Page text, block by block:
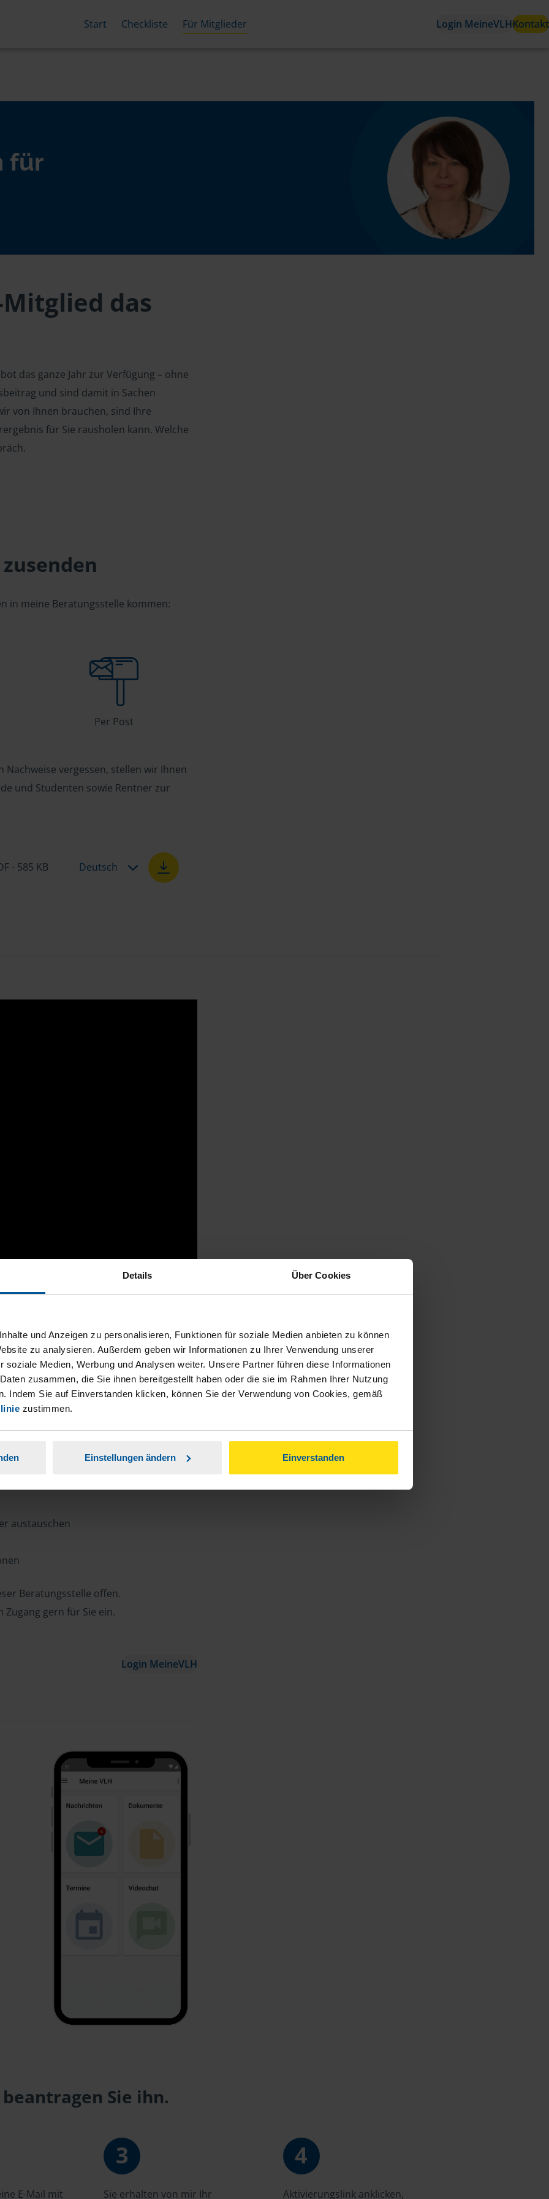
Details Über Cookies
und Anzeigen zu personalisieren, Funktionen für soziale Medien anbieten zu können
zu analysieren. Außerdem geben wir Informationen zu Ihrer Verwendung unserer
soziale Medien, Werbung und Analysen weiter. Unsere Partner führen diese Informationen
zusammen, die Sie ihnen bereitgestellt haben oder die sie im Rahmen Ihrer Nutzung
Indem Sie auf Einverstanden klicken, können Sie der Verwendung von Cookies, gemäß
zustimmen.
Einstellungen ändern Einverstanden
Start Checkliste Für Mitglieder Login MeineVLHKontakt
für
das
das ganze Jahr zur Verfügung – ohne
und sind damit in Sachen
von Ihnen brauchen, sind Ihre
für Sie rausholen kann. Welche
in meine Beratungsstelle kommen:
Per Post
vergessen, stellen wir Ihnen
und Studenten sowie Rentner zur
- 585 KB Deutsch
Zeit und Porto sparen und jederzeit
austauschen
Beratungsstelle offen.
gern für Sie ein.
Login MeineVLH
Sie ihn.
E-Mail mit
3
Sie erhalten von mir Ihr
4
Aktivierungslink anklicken,